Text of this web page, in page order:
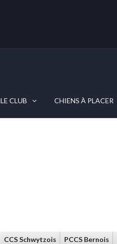
LE CLUB CHIENS À PLACER
CCS Schwytzois PCCS Bernois